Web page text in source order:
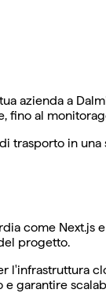
azienda a
fino al
trasporto in
come
progetto.
l'infrastruttura
e garantire